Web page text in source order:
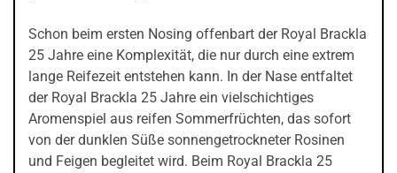
Schon beim ersten Nosing offenbart der Royal Brackla
25 Jahre eine Komplexität, die nur durch eine extrem
lange Reifezeit entstehen kann. In der Nase entfaltet
der Royal Brackla 25 Jahre ein vielschichtiges
Aromenspiel aus reifen Sommerfrüchten, das sofort
von der dunklen Süße sonnengetrockneter Rosinen
und Feigen begleitet wird. Beim Royal Brackla 25